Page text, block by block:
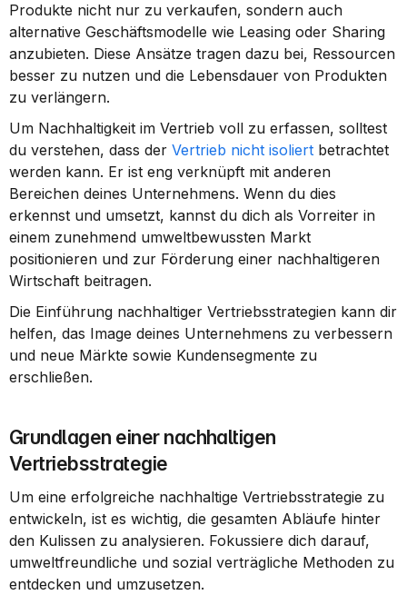
Produkte nicht nur zu verkaufen, sondern auch
alternative Geschäftsmodelle wie Leasing oder Sharing
anzubieten. Diese Ansätze tragen dazu bei, Ressourcen
besser zu nutzen und die Lebensdauer von Produkten
zu verlängern.
Um Nachhaltigkeit im Vertrieb voll zu erfassen, solltest
du verstehen, dass der Vertrieb nicht isoliert betrachtet
werden kann. Er ist eng verknüpft mit anderen
Bereichen deines Unternehmens. Wenn du dies
erkennst und umsetzt, kannst du dich als Vorreiter in
einem zunehmend umweltbewussten Markt
positionieren und zur Förderung einer nachhaltigeren
Wirtschaft beitragen.
Die Einführung nachhaltiger Vertriebsstrategien kann dir
helfen, das Image deines Unternehmens zu verbessern
und neue Märkte sowie Kundensegmente zu
erschließen.
Grundlagen einer nachhaltigen
Vertriebsstrategie
Um eine erfolgreiche nachhaltige Vertriebsstrategie zu
entwickeln, ist es wichtig, die gesamten Abläufe hinter
den Kulissen zu analysieren. Fokussiere dich darauf,
umweltfreundliche und sozial verträgliche Methoden zu
entdecken und umzusetzen.